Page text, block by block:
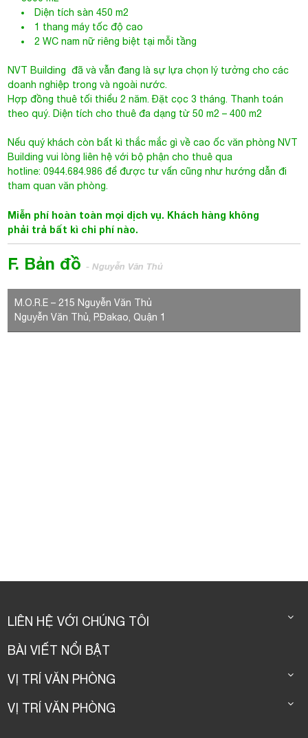
Nếu quý khách còn bất kì thắc mắc gì về cao ốc văn phòng NVT
Building vui lòng liên hệ với bộ phận cho thuê qua
hotline: 0944.684.986 để được tư vấn cũng như hướng dẫn đi
Miễn phí hoàn toàn mọi dịch vụ. Khách hàng không
phải trả bất kì chi phí nào.
F. Bản đồ- Nguyễn Văn Thủ
M.O.R.E – 215 Nguyễn Văn Thủ
Nguyễn Văn Thủ, P.Đakao, Quận 1
VỊ TRÍ VĂN PHÒNG